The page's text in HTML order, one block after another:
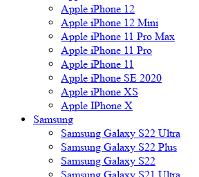
Apple iPhone 12
Apple iPhone 12 Mini
Apple iPhone 11 Pro Max
Apple iPhone 11 Pro
Apple iPhone 11
Apple iPhone SE 2020
Apple iPhone XS
Apple IPhone X
Samsung
Samsung Galaxy S22 Ultra
Samsung Galaxy S22 Plus
Samsung Galaxy S22